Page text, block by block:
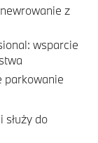
z
wsparcie
parkowanie
do